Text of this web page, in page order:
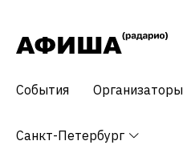
События Организаторы
Санкт-Петербург